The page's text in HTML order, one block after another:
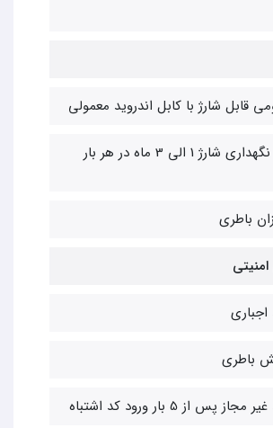
قابل شارژ با کابل اندروید معمولی
میزان زمان نگهداری شارژ 1 الی 3 ماه در هر بار
باطری
باطری
پس از 5 بار ورود کد اشتباه